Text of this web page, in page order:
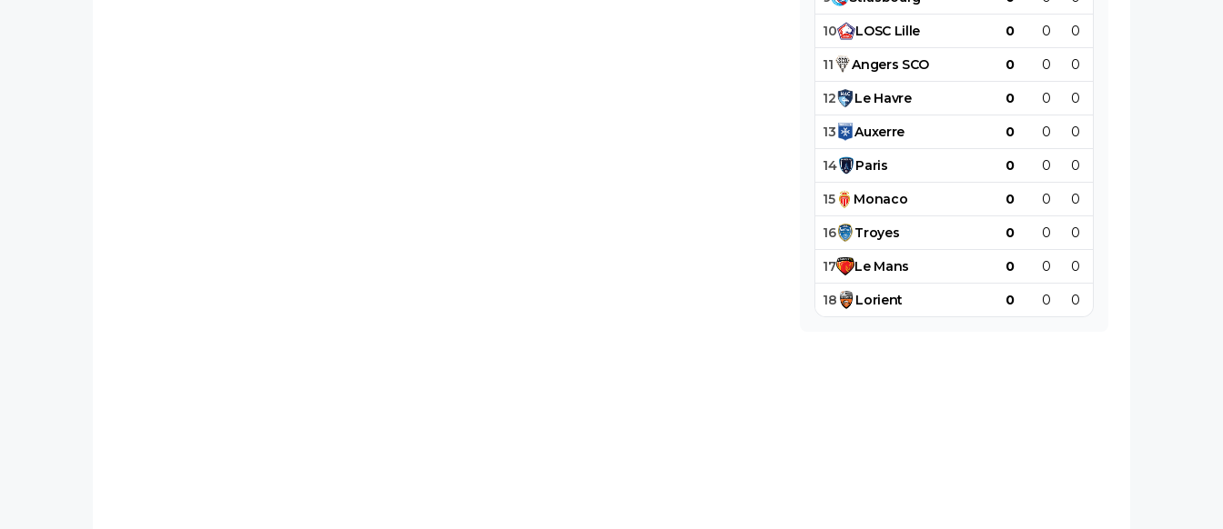
10 LOSC Lille 0 0 0
11 Angers SCO 0 0 0
12 Le Havre 0 0 0
13 Auxerre 0 0 0
14 Paris 0 0 0
15 Monaco 0 0 0
16 Troyes 0 0 0
17 Le Mans 0 0 0
18 Lorient 0 0 0